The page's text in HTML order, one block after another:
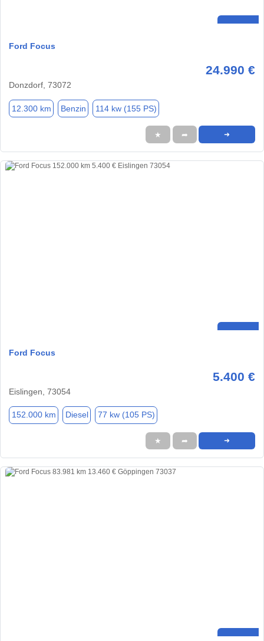
Ford Focus
24.990 €
Donzdorf, 73072
12.300 km Benzin 114 kw (155 PS)
★ ➦ ➜
Ford Focus
5.400 €
Eislingen, 73054
152.000 km Diesel 77 kw (105 PS)
★ ➦ ➜